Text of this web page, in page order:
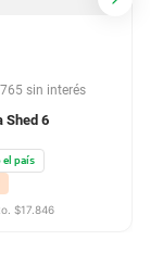
sin interés
Shed 6
el país
$17.846